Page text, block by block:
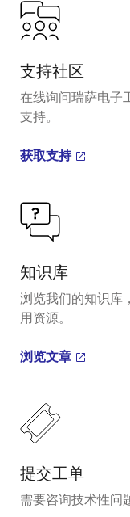
支持社区
在线询问瑞萨电子
支持。
获取支持
知识库
浏览我们的知识库
用资源。
浏览文章
提交工单
需要咨询技术性问